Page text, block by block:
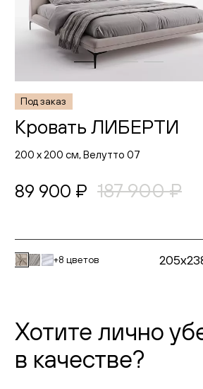
Кровать ЛИБЕРТИ
Под заказ
200 х 200 см, Велутто 07
89 900 ₽ 187 900 ₽
+8 цветов
Хотите лично
в качестве?